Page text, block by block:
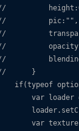
pic:"",
}
if(typeof
var loader
var